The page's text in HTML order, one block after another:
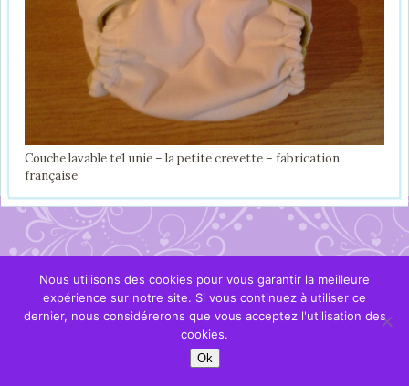
Couche lavable te1 unie – la petite crevette – fabrication
française
Nous utilisons des cookies pour vous garantir la meilleure
expérience sur notre site. Si vous continuez à utiliser ce
dernier, nous considérerons que vous acceptez l'utilisation des
cookies.
Ok